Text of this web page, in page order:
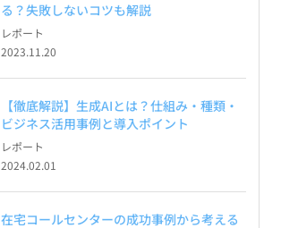
る？失敗しないコツも解説
レポート
2023.11.20
【徹底解説】生成AIとは？仕組み・種類・
ビジネス活用事例と導入ポイント
レポート
2024.02.01
在宅コールセンターの成功事例から考える